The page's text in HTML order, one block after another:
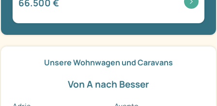
66.500 €
Unsere Wohnwagen und Caravans
Von A nach Besser